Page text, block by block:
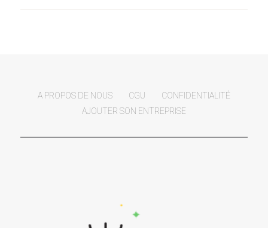
A PROPOS DE NOUS CGU
CONFIDENTIALITÉ
AJOUTER SON ENTREPRISE